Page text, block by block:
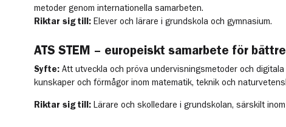
metoder genom internationella samarbeten.
Riktar sig till:Elever och lärare i grundskola och gymnasium.
ATS STEM – europeiskt samarbete för
Syfte:Att utveckla och pröva undervisningsmetoder och
kunskaper och förmågor inom matematik, teknik och
Riktar sig till:Lärare och skolledare i grundskolan, särskilt